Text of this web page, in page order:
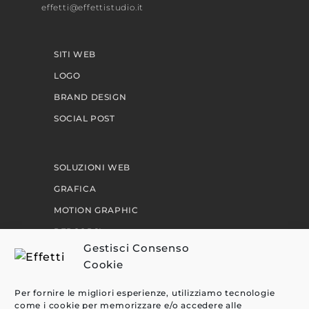
Gestisci Consenso
Cookie
Per fornire le migliori esperienze, utilizziamo tecnologie
come i cookie per memorizzare e/o accedere alle
effetti@effettistudio.it
SITI WEB
LOGO
BRAND DESIGN
SOCIAL POST
SOLUZIONI WEB
GRAFICA
MOTION GRAPHIC
PERCORSI
CLIENTI